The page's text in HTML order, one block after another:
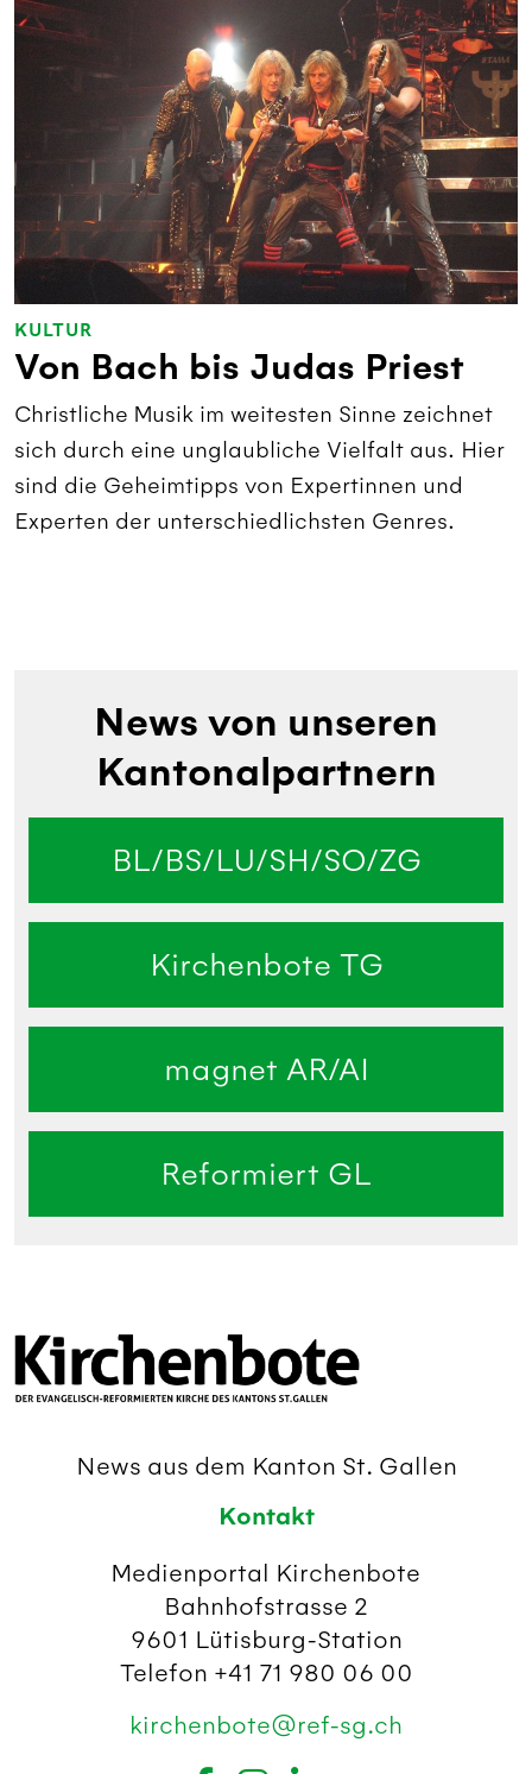
KULTUR
Von Bach bis Judas Priest
Christliche Musik im weitesten Sinne zeichnet
sich durch eine unglaubliche Vielfalt aus. Hier
sind die Geheimtipps von Expertinnen und
Experten der unterschiedlichsten Genres.
News von unseren
Kantonalpartnern
BL/BS/LU/SH/SO/ZG
Kirchenbote TG
magnet AR/AI
Reformiert GL
News aus dem Kanton St. Gallen
Kontakt
Medienportal Kirchenbote
Bahnhofstrasse 2
9601 Lütisburg-Station
Telefon +41 71 980 06 00
kirchenbote@ref-sg.ch